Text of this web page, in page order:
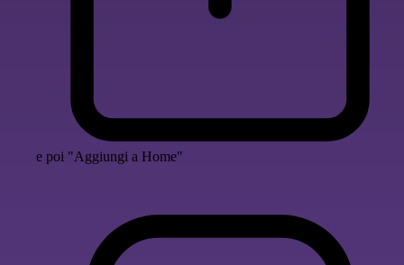
e poi "Aggiungi a Home"